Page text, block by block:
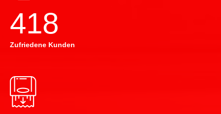
420
Zufriedene Kunden